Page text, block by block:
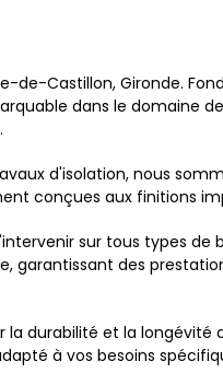
Castillon, Gironde.
dans le domaine
d'isolation, nous
conçues aux finitions
sur tous types de
garantissant des
durabilité et la longévité
à vos besoins